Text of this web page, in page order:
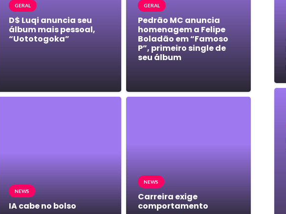
GERAL
D$ Luqi anuncia seu
álbum mais pessoal,
“Uototogoka”
GERAL
Pedrão MC anuncia
homenagem a Felipe
Boladão em “Famoso
P”, primeiro single de
seu álbum
NEWS
IA cabe no bolso
NEWS
Carreira exige
comportamento